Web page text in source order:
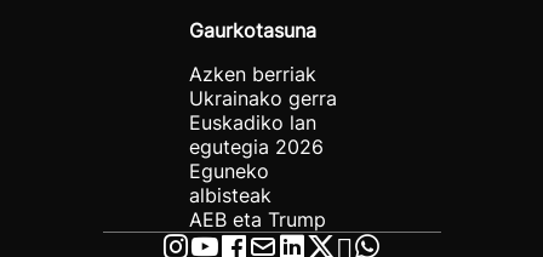
Gaurkotasuna
Azken berriak
Ukrainako gerra
Euskadiko lan
egutegia 2026
Eguneko
albisteak
AEB eta Trump